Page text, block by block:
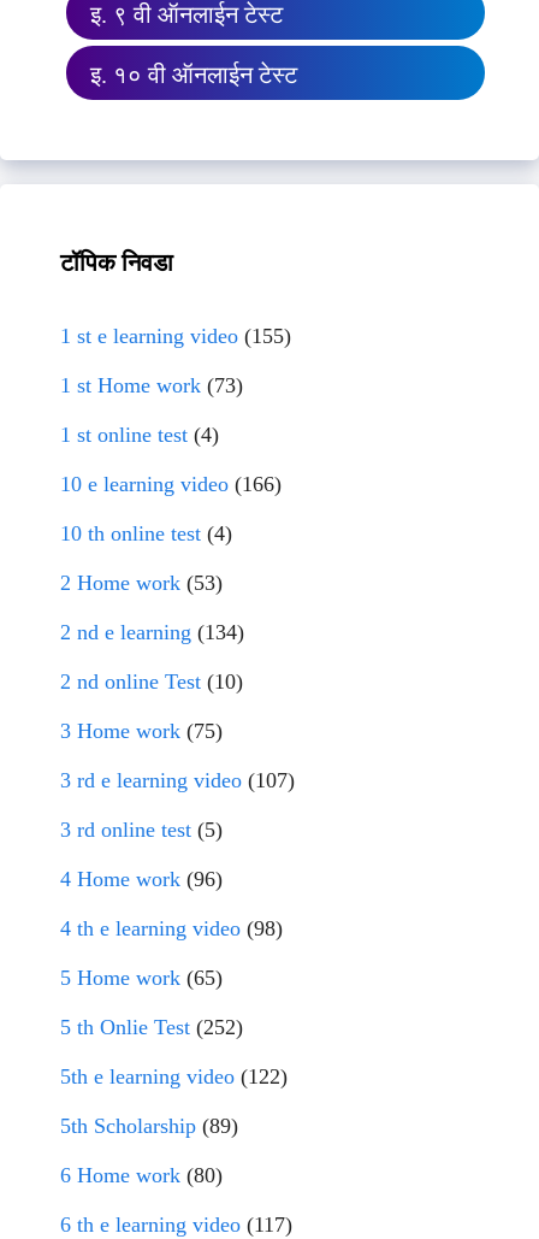
इ. ९ वी ऑनलाईन टेस्ट
इ. १० वी ऑनलाईन टेस्ट
टॉपिक निवडा
1 st e learning video (155)
1 st Home work (73)
1 st online test (4)
10 e learning video (166)
10 th online test (4)
2 Home work (53)
2 nd e learning (134)
2 nd online Test (10)
3 Home work (75)
3 rd e learning video (107)
3 rd online test (5)
4 Home work (96)
4 th e learning video (98)
5 Home work (65)
5 th Onlie Test (252)
5th e learning video (122)
5th Scholarship (89)
6 Home work (80)
6 th e learning video (117)